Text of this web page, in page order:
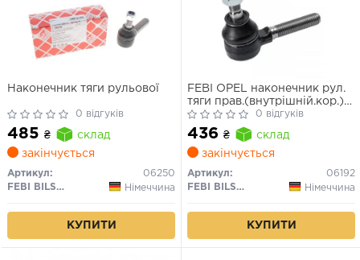
Наконечник тяги рульової
0 відгуків
485 ₴
склад
закінчується
Артикул:
06250
FEBI BILSTEIN
Німеччина
КУПИТИ
FEBI OPEL наконечник рул.
тяги прав.(внутрішній.кор.)
M14*1,5RHT Omega A/B
0 відгуків
436 ₴
склад
закінчується
Артикул:
06192
FEBI BILSTEIN
Німеччина
КУПИТИ